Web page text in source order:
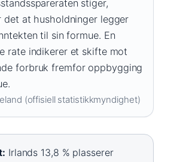
stiger,
det at husholdninger legger
til sin formue. En
rate indikerer et skifte mot
forbruk fremfor oppbygging
(offisiell statistikkmyndighet)
Irlands 13,8 % plasserer